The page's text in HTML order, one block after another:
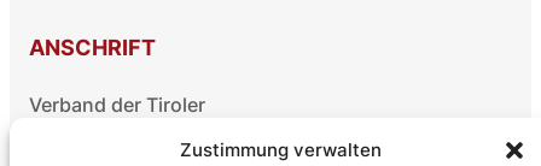
Zustimmung verwalten
ANSCHRIFT
Verband der Tiroler